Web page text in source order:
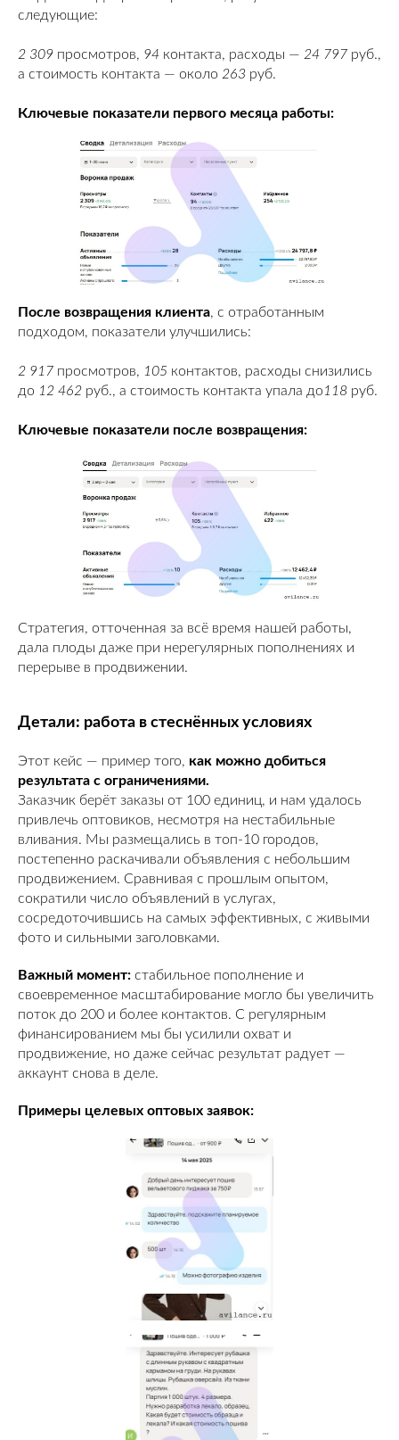
следующие:
2 309 просмотров, 94 контакта, расходы — 24 797 руб.,
а стоимость контакта — около 263 руб.
Ключевые показатели первого месяца работы:
После возвращения клиента, с отработанным
подходом, показатели улучшились:
2 917 просмотров, 105 контактов, расходы снизились
до 12 462 руб., а стоимость контакта упала до118 руб.
Ключевые показатели после возвращения:
Стратегия, отточенная за всё время нашей работы,
дала плоды даже при нерегулярных пополнениях и
перерыве в продвижении.
Детали: работа в стеснённых условиях
Этот кейс — пример того, как можно добиться
результата с ограничениями.
Заказчик берёт заказы от 100 единиц, и нам удалось
привлечь оптовиков, несмотря на нестабильные
вливания. Мы размещались в топ-10 городов,
постепенно раскачивали объявления с небольшим
продвижением. Сравнивая с прошлым опытом,
сократили число объявлений в услугах,
сосредоточившись на самых эффективных, с живыми
фото и сильными заголовками.
Важный момент: стабильное пополнение и
своевременное масштабирование могло бы увеличить
поток до 200 и более контактов. С регулярным
финансированием мы бы усилили охват и
продвижение, но даже сейчас результат радует —
аккаунт снова в деле.
Примеры целевых оптовых заявок: